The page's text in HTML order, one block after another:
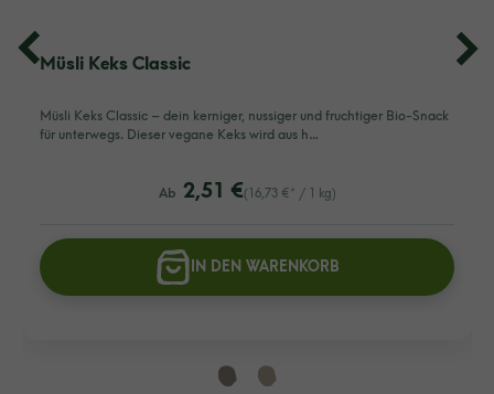
Müsli Keks Classic
Müsli Keks Classic – dein kerniger, nussiger und fruchtiger Bio-Snack
für unterwegs. Dieser vegane Keks wird aus h…
(16,73 €* / 1 kg)
listing.regularPriceLabel
Ab 2,51 €
IN DEN WARENKORB